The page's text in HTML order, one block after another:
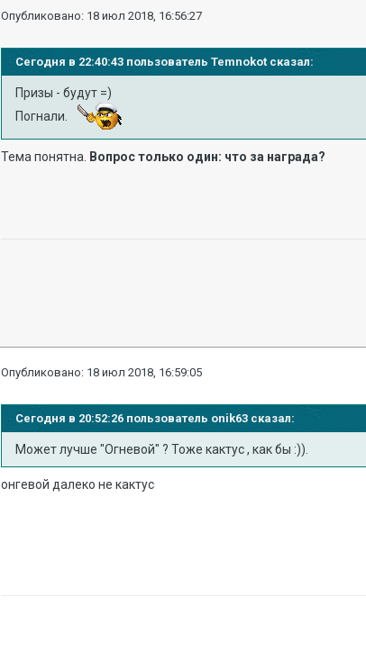
Опубликовано: 18 июл 2018, 16:56:27
Сегодня в 22:40:43 пользователь Temnokot сказал:
Призы - будут =)
Погнали.
Тема понятна. Вопрос только один: что за награда?
Опубликовано: 18 июл 2018, 16:59:05
Сегодня в 20:52:26 пользователь onik63 сказал:
Может лучше "Огневой" ? Тоже кактус , как бы :)).
онгевой далеко не кактус